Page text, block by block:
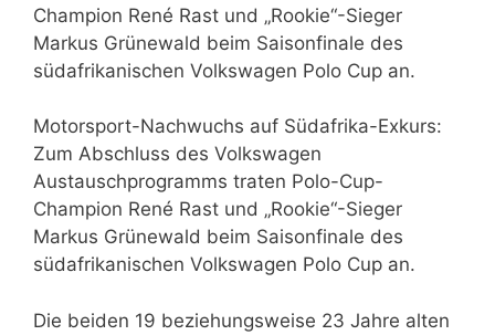
Champion René Rast und „Rookie“-Sieger
Markus Grünewald beim Saisonfinale des
südafrikanischen Volkswagen Polo Cup an.
Motorsport-Nachwuchs auf Südafrika-Exkurs:
Zum Abschluss des Volkswagen
Austauschprogramms traten Polo-Cup-
Champion René Rast und „Rookie“-Sieger
Markus Grünewald beim Saisonfinale des
südafrikanischen Volkswagen Polo Cup an.
Die beiden 19 beziehungsweise 23 Jahre alten